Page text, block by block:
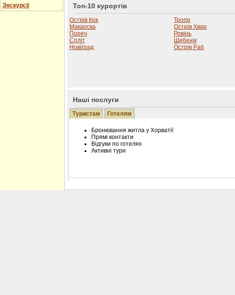
Экскурсії
Топ-10 курортів
Острів Крк
Макарска
Пореч
Спліт
Новіград
Трогір
Острів Хвар
Ровінь
Шибенік
Острів Раб
Наші послуги
Туристам Готелям
Бронювання житла у Хорватії
Прямі контакти
Відгуки по готелях
Активні тури
Розміщення інформації про готель на нашому сайті